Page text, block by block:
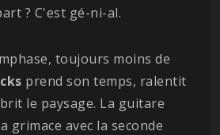
? C'est gé-ni-al.
toujours moins de
prend son temps, ralentit
le paysage. La guitare
grimace avec la seconde